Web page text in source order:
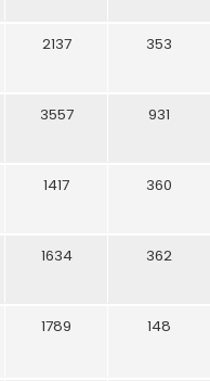
353
2137
931
3557
360
1417
362
1634
148
1789